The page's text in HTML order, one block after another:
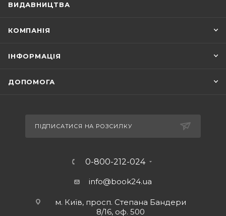
ВИДАВНИЦТВА
КОМПАНІЯ
ІНФОРМАЦІЯ
ДОПОМОГА
ПІДПИСАТИСЯ НА РОЗСИЛКУ
0-800-212-024
info@book24.ua
м. Київ, просп. Степана Бандери
8/16, оф. 500